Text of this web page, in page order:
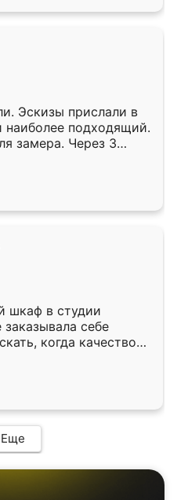
Эскизы прислали в
наиболее подходящий.
замера. Через 3
готова. Остались
Ренессанс
работу!
шкаф в студии
заказывала себе
когда качеством
кухня уже почти
Еще